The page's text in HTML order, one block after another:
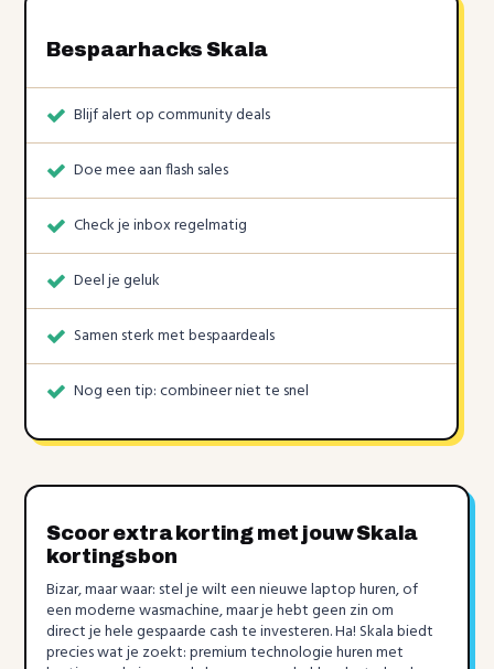
Bespaarhacks Skala
Blijf alert op community deals
Doe mee aan flash sales
Check je inbox regelmatig
Deel je geluk
Samen sterk met bespaardeals
Nog een tip: combineer niet te snel
Scoor extra korting met jouw Skala
kortingsbon
Bizar, maar waar: stel je wilt een nieuwe laptop huren, of
een moderne wasmachine, maar je hebt geen zin om
direct je hele gespaarde cash te investeren. Ha! Skala biedt
precies wat je zoekt: premium technologie huren met